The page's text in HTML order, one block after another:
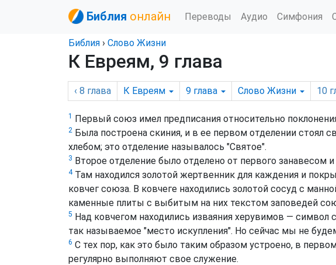
Библия онлайн Переводы Аудио Симфония
Библия › Слово Жизни
К Евреям, 9 глава
‹ 8 глава К Евреям 9 глава Слово Жизни 10
1 Первый союз имел предписания относительно
2 Была построена скиния, и в ее первом отделении стоял
хлебом; это отделение называлось "Святое".
3 Второе отделение было отделено от первого занавесом
4Там находился золотой жертвенник для каждения и
ковчег союза. В ковчеге находились золотой сосуд с
каменные плиты с выбитым на них текстом заповедей
5 Над ковчегом находились изваяния херувимов —
так называемое "место искупления". Но сейчас мы не
6 С тех пор, как это было таким образом устроено, в
регулярно выполняют свое служение.